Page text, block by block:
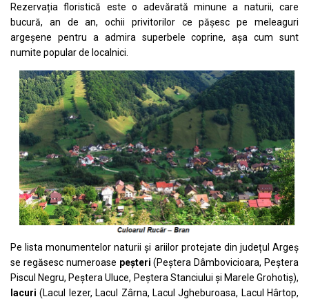
Rezervația floristică este o adevărată minune a naturii, care
bucură, an de an, ochii privitorilor ce pășesc pe meleaguri
argeșene pentru a admira superbele coprine, așa cum sunt
numite popular de localnici.
Pe lista monumentelor naturii și ariilor protejate din județul Argeș
se regăsesc numeroase peșteri (Peștera Dâmbovicioara, Peștera
Piscul Negru, Peștera Uluce, Peștera Stanciului și Marele Grohotiș),
lacuri (Lacul Iezer, Lacul Zârna, Lacul Jgheburoasa, Lacul Hârtop,